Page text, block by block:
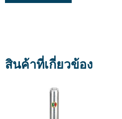
สินค้าที่เกี่ยวข้อง